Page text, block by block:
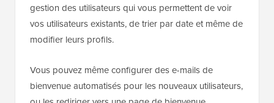
gestion des utilisateurs qui vous permettent de voir
vos utilisateurs existants, de trier par date et même de
modifier leurs profils.
Vous pouvez même configurer des e-mails de
bienvenue automatisés pour les nouveaux utilisateurs,